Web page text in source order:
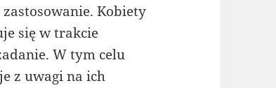
Kobiety
się w trakcie
W tym celu
z uwagi na ich